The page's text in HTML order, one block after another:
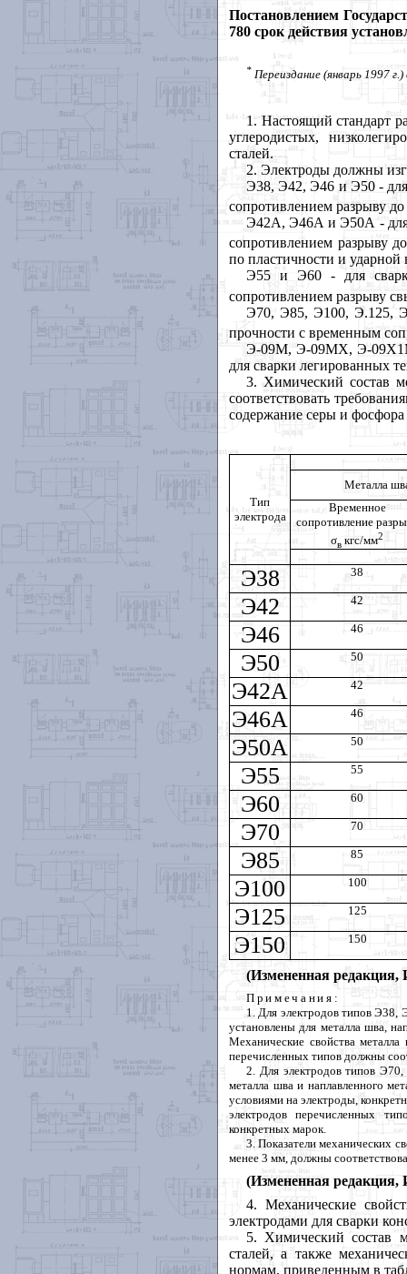
Постановлением
780 срок действия
* Переиздание (январь 1997
1. Настоящий стандарт
углеродистых,
сталей.
2. Электроды должны
Э38, Э42, Э46 и Э50 - для
сопротивлением разрыву
Э42А, Э46А и Э50А - для
сопротивлением разрыву
по пластичности и ударной
Э55 и Э60 - для
сопротивлением разрыву
Э70, Э85, Э100, Э.125,
прочности с временным
Э-09М, Э-09МХ, Э-
для сварки легированных
3. Химический состав
соответствовать
содержание серы и
Тип
электрода
Металла
Временное
сопротивление
σв кгс/мм2
Э38 38
Э42 42
Э46 46
Э50 50
Э42А 42
Э46А 46
Э50А 50
Э55 55
Э60 60
Э70 70
Э85 85
Э100 100
Э125 125
Э150 150
(Измененная
Примечания :
1. Для электродов типов
установлены для металла шва,
Механические свойства
перечисленных типов должны
2. Для электродов типов
металла шва и наплавленного
условиями на электроды,
электродов перечисленных
конкретных марок.
3. Показатели механических
менее 3 мм, должны
(Измененная
4. Механические
электродами для сварки
5. Химический состав
сталей, а также
нормам, приведенным в